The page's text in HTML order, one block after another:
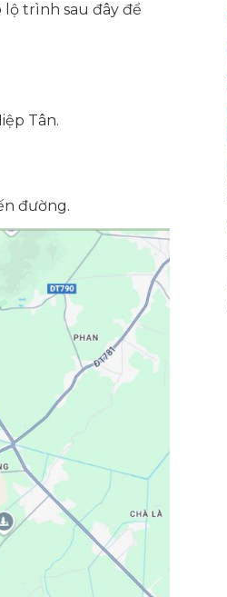
trình sau đây để
Tân.
đường.